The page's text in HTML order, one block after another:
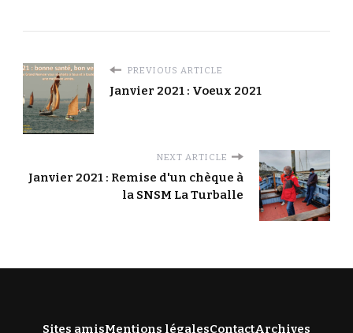
PREVIOUS ARTICLE
Janvier 2021 : Voeux 2021
NEXT ARTICLE
Janvier 2021 : Remise d'un chèque à
la SNSM La Turballe
Sites amisMentions légalesContactArchives